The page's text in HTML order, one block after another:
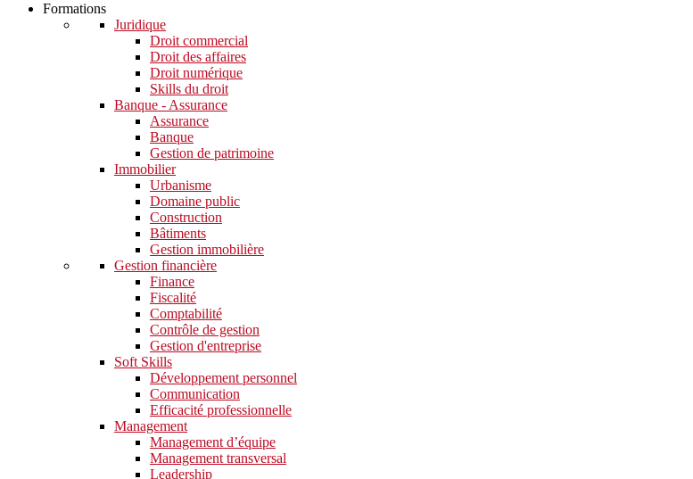
Formations
Juridique
Droit commercial
Droit des affaires
Droit numérique
Skills du droit
Banque - Assurance
Assurance
Banque
Gestion de patrimoine
Immobilier
Urbanisme
Domaine public
Construction
Bâtiments
Gestion immobilière
Gestion financière
Finance
Fiscalité
Comptabilité
Contrôle de gestion
Gestion d'entreprise
Soft Skills​
Développement personnel
Communication
Efficacité professionnelle
Management
Management d’équipe
Management transversal
Leadership